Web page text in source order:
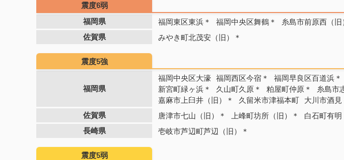
震度6弱
福岡県
福岡東区東浜＊ 福岡中央区舞鶴＊
糸島市前原西（旧
佐賀県
みやき町北茂安（旧）＊
震度5強
福岡県
福岡中央区大濠 福岡西区今宿＊ 福岡早良区百道浜＊
新宮町緑ヶ浜＊
久山町久原＊ 粕屋町仲原＊ 糸島市
嘉麻市上臼井（旧）＊
久留米市津福本町
大川市酒見
佐賀県
唐津市七山（旧）＊ 上峰町坊所（旧）＊
白石町有明
長崎県
壱岐市芦辺町芦辺（旧）＊
震度5弱